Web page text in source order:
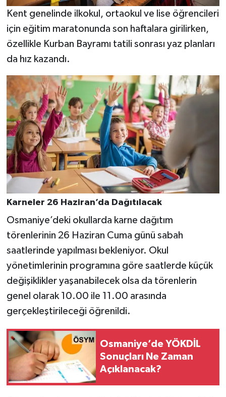
Kent genelinde ilkokul, ortaokul ve lise öğrencileri
için eğitim maratonunda son haftalara girilirken,
özellikle Kurban Bayramı tatili sonrası yaz planları
da hız kazandı.
Karneler 26 Haziran’da Dağıtılacak
Osmaniye’deki okullarda karne dağıtım
törenlerinin 26 Haziran Cuma günü sabah
saatlerinde yapılması bekleniyor. Okul
yönetimlerinin programına göre saatlerde küçük
değişiklikler yaşanabilecek olsa da törenlerin
genel olarak 10.00 ile 11.00 arasında
gerçekleştirileceği öğrenildi.
Osmaniye’de YÖKDİL
Sonuçları Ne Zaman
Açıklanacak?